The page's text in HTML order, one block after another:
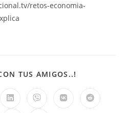
retos-economia-
TUS AMIGOS..!